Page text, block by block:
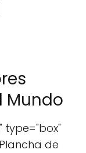
Mundo
type="box"
de